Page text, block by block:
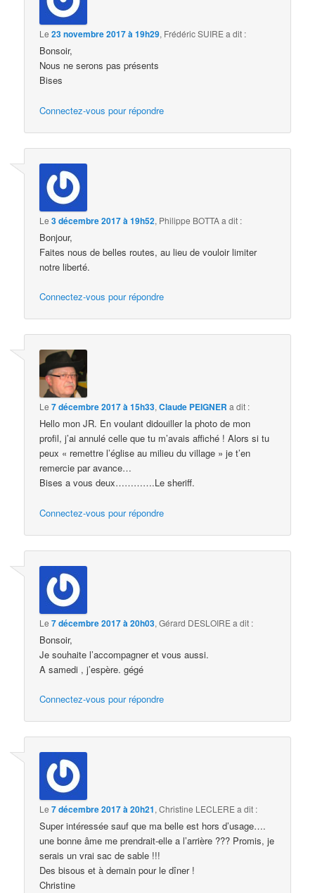
Le23 novembre 2017 à 19h29, Frédéric SUIREa dit :
Bonsoir,
Nous ne serons pas présents
Bises
Connectez-vous pour répondre
Le3 décembre 2017 à 19h52, Philippe BOTTAa dit :
Bonjour,
Faites nous de belles routes, au lieu de vouloir limiter
notre liberté.
Connectez-vous pour répondre
Le7 décembre 2017 à 15h33,Claude PEIGNER a dit :
Hello mon JR. En voulant didouiller la photo de mon
profil, j’ai annulé celle que tu m’avais affiché ! Alors si tu
peux « remettre l’église au milieu du village » je t’en
remercie par avance…
Bises a vous deux………….Le sheriff.
Connectez-vous pour répondre
Le7 décembre 2017 à 20h03,Gérard DESLOIRE a dit :
Bonsoir,
Je souhaite l’accompagner et vous aussi.
A samedi , j’espère. gégé
Connectez-vous pour répondre
Le7 décembre 2017 à 20h21,Christine LECLEREa dit :
Super intéressée sauf que ma belle est hors d’usage….
une bonne âme me prendrait-elle a l’arrière ??? Promis, je
serais un vrai sac de sable !!!
Des bisous et à demain pour le dîner !
Christine